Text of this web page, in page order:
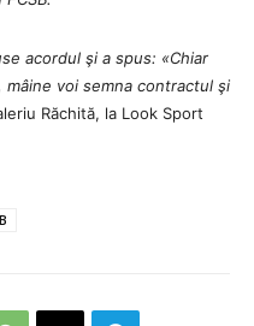
acordul şi a spus: «Chiar
voi semna contractul şi
Răchită, la Look Sport